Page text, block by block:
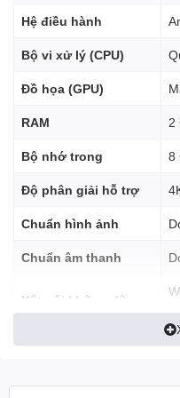
🔸 1. Hỗ trợ
cao, giúp từng khung hình
là xem Netflix, YouTube hay
chất lượng điện ảnh ngay
Hệ điều hành
Bộ vi xử lý (CPU)
Đồ họa (GPU)
RAM 2
Bộ nhớ trong 8
Độ phân giải hỗ trợ
Chuẩn hình ảnh
Chuẩn âm thanh
Kết nối không dây
Cổng kết nối
Điều khiển giọng nói